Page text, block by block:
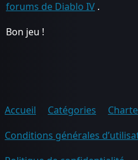
forums de Diablo IV .
Bon jeu !
Accueil Catégories
Charte
Conditions générales